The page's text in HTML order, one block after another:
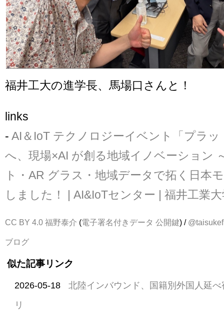
福井工大の進学長、馬場口さんと！
links
- AI＆IoT テクノロジーイベント「プラ
へ、現場×AI が創る地域イノベーション
ト・AR グラス・地域データで拓く日本
しました！ | AI&IoTセンター | 福井工業
CC BY 4.0 福野泰介 (電子署名付きデータ 公開鍵) / @taisukef
ブログ
似た記事リンク
2026-05-18
北陸インバウンド、国籍別外国人延
リ